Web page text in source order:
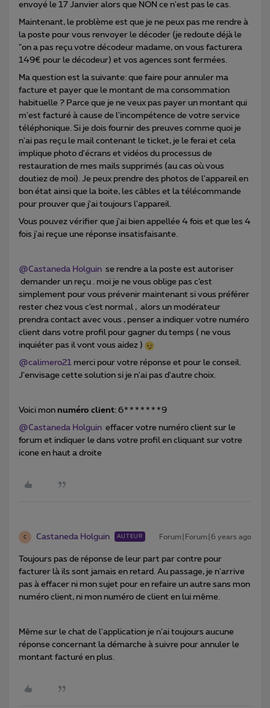
envoyé le 17 Janvier alors que NON ce n'est pas le cas.
Maintenant, le problème est que je ne peux pas me rendre à
la poste pour vous renvoyer le décoder (je redoute déjà le
"on a pas reçu votre décodeur madame, on vous facturera
149€ pour le décodeur) et vos agences sont fermées.
Ma question est la suivante: que faire pour annuler ma
facture et payer que le montant de ma consommation
habituelle ? Parce que je ne veux pas payer un montant qui
m'est facturé à cause de l'incompétence de votre service
téléphonique. Si je dois fournir des preuves comme quoi je
n'ai pas reçu le mail contenant le ticket, je le ferai et cela
implique photo d'écrans et vidéos du processus de
restauration de mes mails supprimés (au cas où vous
doutiez de moi). Je peux prendre des photos de l'appareil en
bon état ainsi que la boite, les câbles et la télécommande
pour prouver que j'ai toujours l'appareil.
Vous pouvez vérifier que j'ai bien appellée 4 fois et que les 4
fois j'ai reçue une réponse insatisfaisante.
@Castaneda Holguin se rendre a la poste est autoriser
demander un reçu . moi je ne vous oblige pas c’est
simplement pour vous prévenir maintenant si vous préférer
rester chez vous c’est normal , alors un modérateur
prendra contact avec vous , penser a indiquer votre numéro
client dans votre profil pour gagner du temps ( ne vous
inquiéter pas il vont vous aidez )
@calimero21 merci pour votre réponse et pour le conseil.
J'envisage cette solution si je n'ai pas d'autre choix.
Voici mon numéro client: 6*******9
@Castaneda Holguin effacer votre numéro client sur le
forum et indiquer le dans votre profil en cliquant sur votre
icone en haut a droite
C Castaneda Holguin AUTEUR Forum|Forum|6 years ago
Toujours pas de réponse de leur part par contre pour
facturer là ils sont jamais en retard. Au passage, je n'arrive
pas à effacer ni mon sujet pour en refaire un autre sans mon
numéro client, ni mon numéro de client en lui même.
Même sur le chat de l'application je n'ai toujours aucune
réponse concernant la démarche à suivre pour annuler le
montant facturé en plus.